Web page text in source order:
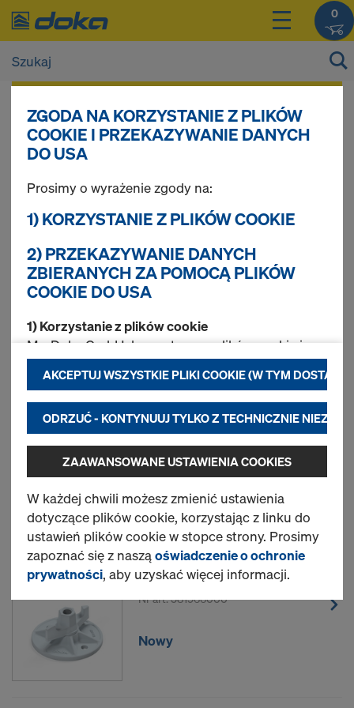
0
Ceny swoich artykułów możesz wyświetlić po
zalogowaniu.
System ściągów
15,0
artykułów: 5
Najczęściej
wyszukiwane
Ściąg 15,0mm ocynkowany
Nowy
Nakrętka talerzowa 15,0
Nr art.581966000
Nowy
ZGODA NA KORZYSTANIE Z PLIKÓW
COOKIE I PRZEKAZYWANIE DANYCH
DO USA
Prosimy o wyrażenie zgody na:
1) KORZYSTANIE Z PLIKÓW COOKIE
2) PRZEKAZYWANIE DANYCH
ZBIERANYCH ZA POMOCĄ PLIKÓW
COOKIE DO USA
1) Korzystanie z plików cookie
My, Doka GmbH, korzystamy z plików cookie i
aplikacji osób trzecich. Pomaga nam to zapewnić
optymalne działanie naszej strony internetowej, a
w szczególności:
stale ulepszać funkcjonalność naszej strony
internetowej (niezbędne pliki cookie),
usprawnić dokonywanie zakupów w sklepie
internetowym Doka (pliki funkcjonalne i
statystyczne) lub
personalizować reklamy wyświetlane na
określonych platformach (pliki marketingowe).
Dalsze informacje na temat plików cookie są
dostępne w naszejpolityce prywatności.
Użytkownik ma również możliwość wyboru plików
cookie, jakie będą instalowane na jego urządzeniu
(zaawansowane ustawienia plików cookie)
AKCEPTUJ WSZYSTKIE PLIKI COOKIE (W TYM
ODRZUĆ - KONTYNUUJ TYLKO Z TECHNICZNIE
ZAAWANSOWANE USTAWIENIA COOKIES
W każdej chwili możesz zmienić ustawienia
dotyczące plików cookie, korzystając z linku do
ustawień plików cookie w stopce strony. Prosimy
zapoznać się z nasząoświadczenie o ochronie
prywatności, aby uzyskać więcej informacji.